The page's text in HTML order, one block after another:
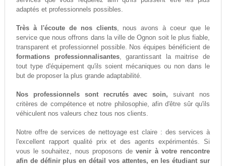
adaptés et professionnels possibles.
Très à l'écoute de nos clients, nous avons à coeur que le
service que nous offrons dans la ville de Ognon soit le plus fiable,
transparent et professionnel possible. Nos équipes bénéficient de
formations professionnalisantes, garantissant la maitrise de
tout type d'équipement qu'ils soient mécaniques ou non dans le
but de proposer la plus grande adaptabilité.
Nos professionnels sont recrutés avec soin, suivant nos
critères de compétence et notre philosophie, afin d'être sûr qu'ils
véhiculent nos valeurs chez tous nos clients.
Notre offre de services de nettoyage est claire : des services à
l'excellent rapport qualité prix et des agents expérimentés. Si
vous le souhaitez, nous proposons devenir à votre rencontre
afin de définir plus en détail vos attentes, en les étudiant sur